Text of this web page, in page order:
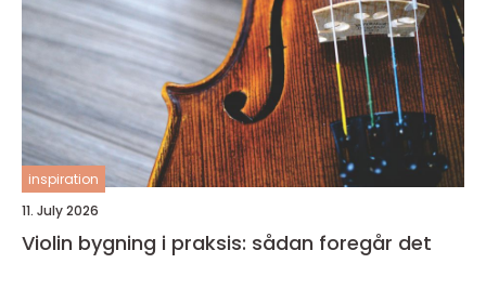
inspiration
11. July 2026
Violin bygning i praksis: sådan foregår det